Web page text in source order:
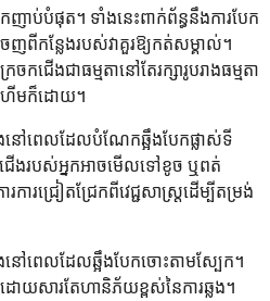
ាប់បំផុត។ ទាំងនេះពាក់ព័ន្ធនឹងការបែក
ញពីកន្លែងរបស់វាគួរឱ្យកត់សម្គាល់។
ជើងជាធម្មតានៅតែរក្សារូបរាងធម្មតា
ើមក៏ដោយ។
នៅពេលដែលបំណែកឆ្អឹងបែកផ្លាស់ទី
ើងរបស់អ្នកអាចមើលទៅខូច ឬពត់
រការជ្រៀតជ្រែកពីវេជ្ជសាស្រ្តដើម្បីតម្រង់
ៅពេលដែលឆ្អឹងបែកចោះតាមស្បែក។
តដោយសារតែហានិភ័យខ្ពស់នៃការឆ្លង។